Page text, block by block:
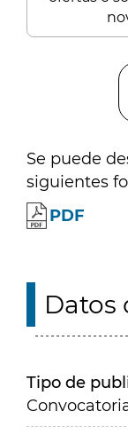
Se puede
siguientes
PDF
Datos
Tipo de